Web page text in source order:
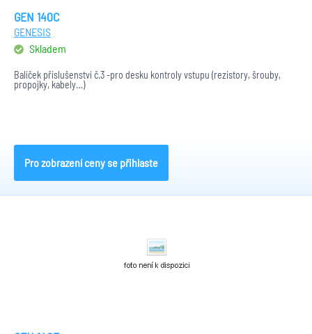
GEN 140C
GENESIS
Skladem
Balíček příslušenství č.3 -pro desku kontroly vstupu (rezistory, šrouby,
propojky, kabely…)
Pro zobrazení ceny se přihlaste